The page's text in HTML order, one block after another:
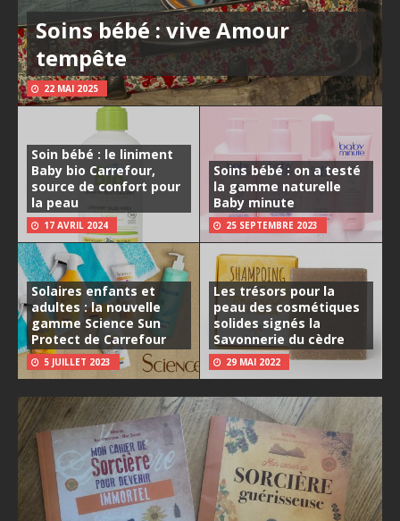
Soins bébé : vive Amour
tempête
22 MAI 2025
Soin bébé : le liniment
Baby bio Carrefour,
source de confort pour
la peau
17 AVRIL 2024
Soins bébé : on a testé
la gamme naturelle
Baby minute
25 SEPTEMBRE 2023
Solaires enfants et
adultes : la nouvelle
gamme Science Sun
Protect de Carrefour
5 JUILLET 2023
Les trésors pour la
peau des cosmétiques
solides signés la
Savonnerie du cèdre
29 MAI 2022